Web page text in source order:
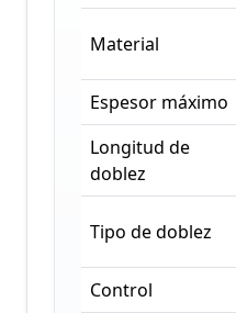
Material
Espesor máximo
Longitud de
doblez
Tipo de doblez
Control